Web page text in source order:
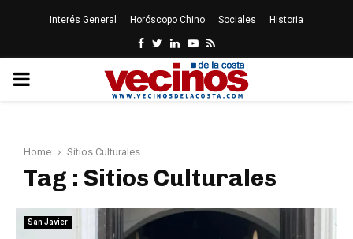
Interés General Horóscopo Chino Sociales Historia
Facebook
Twitter
LinkedinYoutube
Rss
PRIMARY
Home Sitios Culturales
Tag : Sitios Culturales
San Javier